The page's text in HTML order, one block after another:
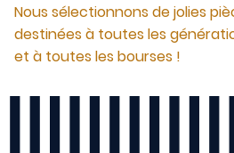
Nous sélectionnons de jolies
destinées à toutes les
et à toutes les bourses !